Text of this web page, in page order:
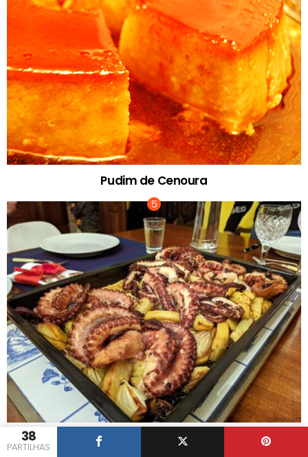
38
PARTILHAS
Pudim de Cenoura
Tradicional Polvo Assado no Forno